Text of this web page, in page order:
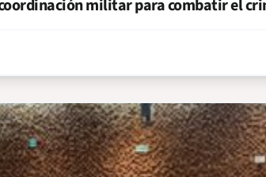
militar para combatir el